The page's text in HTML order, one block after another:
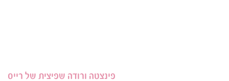
פינצטה ורודה שפיצית של רייס